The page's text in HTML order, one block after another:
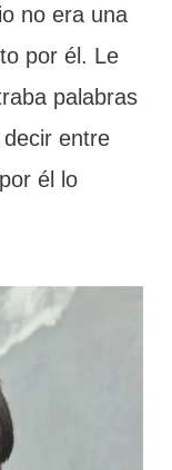
no era una
por él. Le
palabras
entre
él lo